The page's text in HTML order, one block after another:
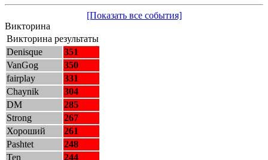
[Показать все события]
Викторина
Викторина результаты
Denisque
351
VanGog
350
fairplay
331
Chaynik
304
DM
285
Strong
267
Хороший
261
Pashtet
248
Ten
244